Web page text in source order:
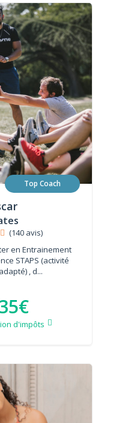
Top Coach
(140 avis)
en Entrainement
STAPS (activité
, d...
d'impôts